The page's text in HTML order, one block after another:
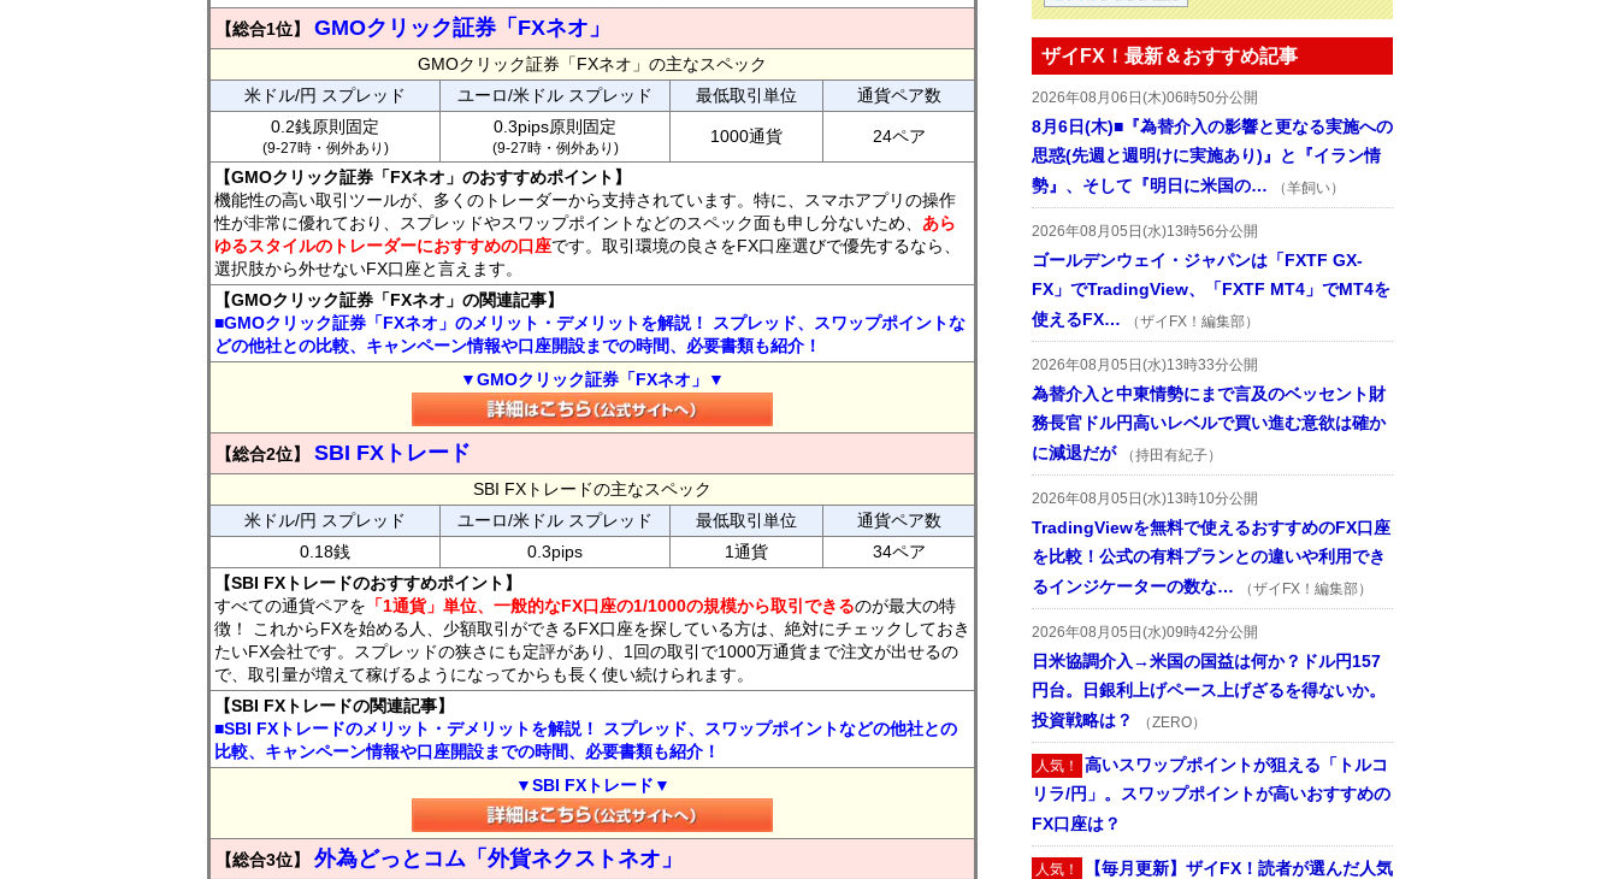
【総合1位】 GMOクリック証券「FXネオ」
GMOクリック証券「FXネオ」の主なスペック
米ドル/円 スプレッド
ユーロ/米ドル スプレッド 最低取引単位
通貨ペア数
0.2銭原則固定
(9-27時・例外あり)
0.3pips原則固定
(9-27時・例外あり)
1000通貨 24ペア
【GMOクリック証券「FXネオ」のおすすめポイント】
機能性の高い取引ツールが、多くのトレーダーから支持されています。特に、スマホアプリの操作
性が非常に優れており、スプレッドやスワップポイントなどのスペック面も申し分ないため、 あら
ゆるスタイルのトレーダーにおすすめの口座です。取引環境の良さをFX口座選びで優先するなら、
選択肢から外せないFX口座と言えます。
【GMOクリック証券「FXネオ」の関連記事】
■GMOクリック証券「FXネオ」のメリット・デメリットを解説！ スプレッド、スワップポイントな
どの他社との比較、キャンペーン情報や口座開設までの時間、必要書類も紹介！
▼GMOクリック証券「FXネオ」▼
【総合2位】 SBI FXトレード
SBI FXトレードの主なスペック
米ドル/円 スプレッド
ユーロ/米ドル スプレッド 最低取引単位
通貨ペア数
0.18銭
0.3pips 1通貨
34ペア
【SBI FXトレードのおすすめポイント】
すべての通貨ペアを 「1通貨」単位、一般的なFX口座の1/1000の規模から取引できるのが最大の特
徴！ これからFXを始める人、少額取引ができるFX口座を探している方は、絶対にチェックしておき
たいFX会社です。スプレッドの狭さにも定評があり、1回の取引で1000万通貨まで注文が出せるの
で、取引量が増えて稼げるようになってからも長く使い続けられます。
【SBI FXトレードの関連記事】
■SBI FXトレードのメリット・デメリットを解説！ スプレッド、スワップポイントなどの他社との
比較、キャンペーン情報や口座開設までの時間、必要書類も紹介！
▼SBI FXトレード▼
【総合3位】 外為どっとコム「外貨ネクストネオ」
ザイFX！最新＆おすすめ記事
2026年08月06日(木)06時50分公開
8月6日(木)■『為替介入の影響と更なる実施への
思惑(先週と週明けに実施あり)』と『イラン情
勢』、そして『明日に米国の…
（羊飼い）
2026年08月05日(水)13時56分公開
ゴールデンウェイ・ジャパンは「FXTF GX-
FX」でTradingView、「FXTF MT4」でMT4を
使えるFX…
（ザイFX！編集部）
2026年08月05日(水)13時33分公開
為替介入と中東情勢にまで言及のベッセント財
務長官ドル円高いレベルで買い進む意欲は確か
に減退だが
（持田有紀子）
2026年08月05日(水)13時10分公開
TradingViewを無料で使えるおすすめのFX口座
を比較！公式の有料プランとの違いや利用でき
るインジケーターの数な…
（ザイFX！編集部）
2026年08月05日(水)09時42分公開
日米協調介入→米国の国益は何か？ドル円157
円台。日銀利上げペース上げざるを得ないか。
投資戦略は？
（ZERO）
人気！ 高いスワップポイントが狙える「トルコ
リラ/円」。スワップポイントが高いおすすめの
FX口座は？
人気！ 【毎月更新】ザイFX！読者が選んだ人気